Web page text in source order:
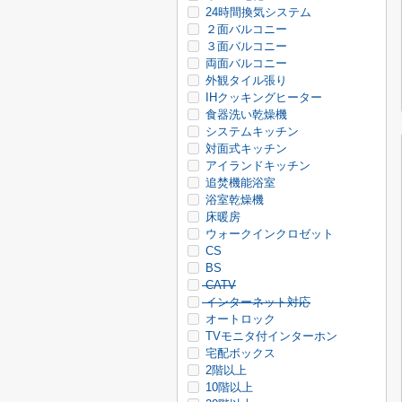
24時間換気システム
２面バルコニー
３面バルコニー
両面バルコニー
外観タイル張り
IHクッキングヒーター
食器洗い乾燥機
システムキッチン
対面式キッチン
アイランドキッチン
追焚機能浴室
浴室乾燥機
床暖房
ウォークインクロゼット
CS
BS
CATV
インターネット対応
オートロック
TVモニタ付インターホン
宅配ボックス
2階以上
10階以上